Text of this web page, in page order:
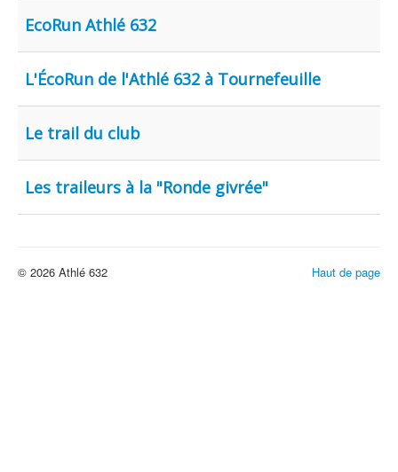
EcoRun Athlé 632
L'ÉcoRun de l'Athlé 632 à Tournefeuille
Le trail du club
Les traileurs à la "Ronde givrée"
Haut de page
© 2026 Athlé 632